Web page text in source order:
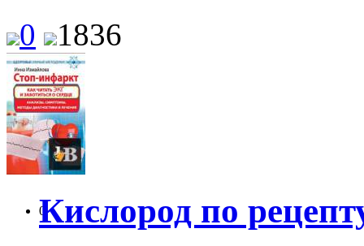
0 1836
0
Кислород по